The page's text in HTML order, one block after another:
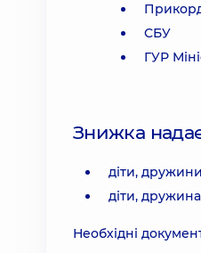
СБУ
ГУР
Знижка
діти,
діти,
Необхідні